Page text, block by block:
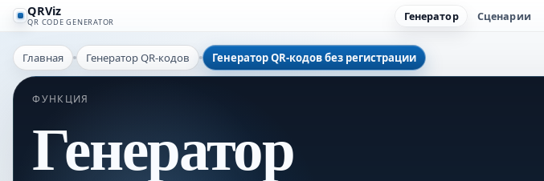
QRViz
QR CODE GENERATOR Генератор Сценарии
Главная Генератор QR-кодов Генератор QR-кодов без регистрации
ФУНКЦИЯ
Генератор